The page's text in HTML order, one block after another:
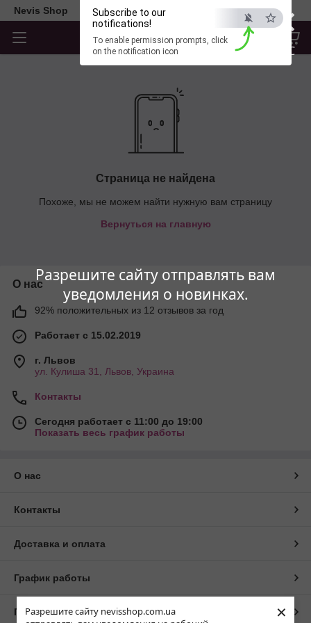
Разрешите сайту nevisshop.com.ua
×
×
ESC
Разрешите сайту отправлять вам
уведомления о новинках.
Subscribe to our
notifications!
To enable permission prompts, click
on the notification icon
Nevis Shop
Страница не найдена
Похоже, мы не можем найти нужную вам страницу
Вернуться на главную
О нас
92% положительных из 12 отзывов за год
Работает с 15.02.2019
г. Львов
ул. Кулиша 31, Львов, Украина
Контакты
Сегодня работает с 11:00 до 19:00
Показать весь график работы
О нас
Контакты
Доставка и оплата
График работы
Полная версия сайта